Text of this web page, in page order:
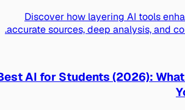
Discover how layering AI tools
accurate sources, deep analysis, and
Best AI for Students (2026):